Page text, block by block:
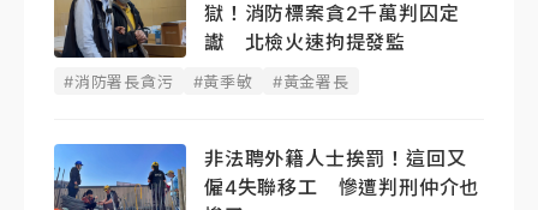
獄！消防標案貪2千萬判囚定
讞 北檢火速拘提發監
#消防署長貪污 #黃季敏 #黃金署長
非法聘外籍人士挨罰！這回又
僱4失聯移工 慘遭判刑仲介也